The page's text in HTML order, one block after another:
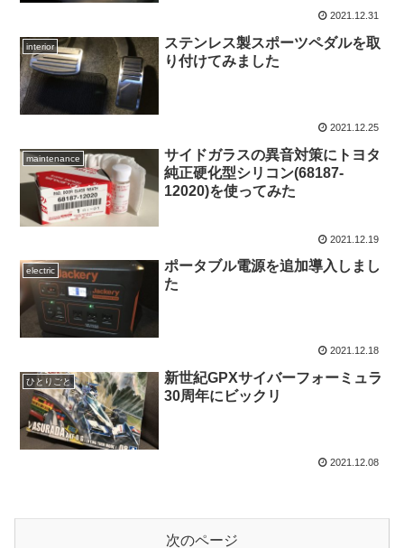
2021.12.31
interior
ステンレス製スポーツペダルを取
り付けてみました
2021.12.25
maintenance
サイドガラスの異音対策にトヨタ
純正硬化型シリコン(68187-
12020)を使ってみた
2021.12.19
electric
ポータブル電源を追加導入しまし
た
2021.12.18
ひとりごと
新世紀GPXサイバーフォーミュラ
30周年にビックリ
2021.12.08
次のページ